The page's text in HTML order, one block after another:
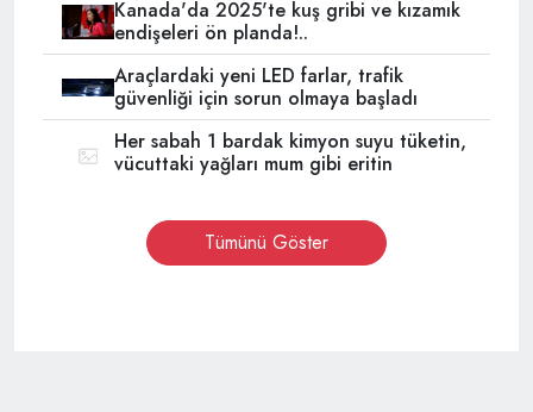
Kanada'da 2025'te kuş gribi ve kızamık
endişeleri ön planda!..
Araçlardaki yeni LED farlar, trafik
güvenliği için sorun olmaya başladı
Her sabah 1 bardak kimyon suyu tüketin,
vücuttaki yağları mum gibi eritin
Tümünü Göster